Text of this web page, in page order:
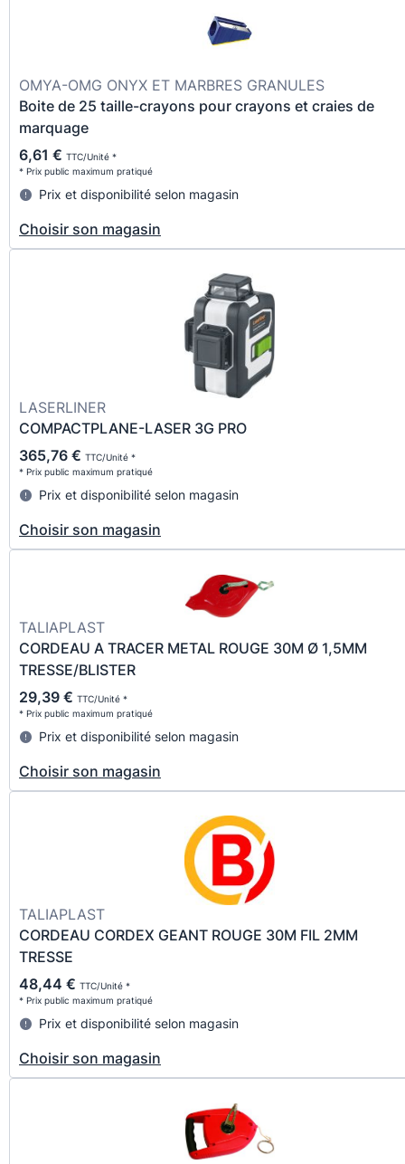
OMYA-OMG ONYX ET MARBRES GRANULES
Boite de 25 taille-crayons pour crayons et craies de
marquage
6,61 € TTC/Unité *
* Prix public maximum pratiqué
Prix et disponibilité selon magasin
Choisir son magasin
LASERLINER
COMPACTPLANE-LASER 3G PRO
365,76 € TTC/Unité *
* Prix public maximum pratiqué
Prix et disponibilité selon magasin
Choisir son magasin
TALIAPLAST
CORDEAU A TRACER METAL ROUGE 30M Ø 1,5MM
TRESSE/BLISTER
29,39 € TTC/Unité *
* Prix public maximum pratiqué
Prix et disponibilité selon magasin
Choisir son magasin
TALIAPLAST
CORDEAU CORDEX GEANT ROUGE 30M FIL 2MM
TRESSE
48,44 € TTC/Unité *
* Prix public maximum pratiqué
Prix et disponibilité selon magasin
Choisir son magasin